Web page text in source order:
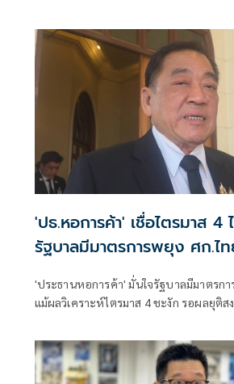
โลก อย่ากังวลเศรษฐกิจไทย-สถานะเวทีโล
ท็อปวันที่ 3 ซื้อเสื้อโปโลสีดำ สมทบทุนมูลนิ
'ปธ.หอการค้า' เชื่อไตรมาส 4
รัฐบาลมีมาตรการพยุง ศก.ไ
'ประธานหอการค้า' มั่นใจรัฐบาลมีมาตรก
แม้ผลวิเคราะห์ไตรมาส 4 ชะงัก รอผลยุติ